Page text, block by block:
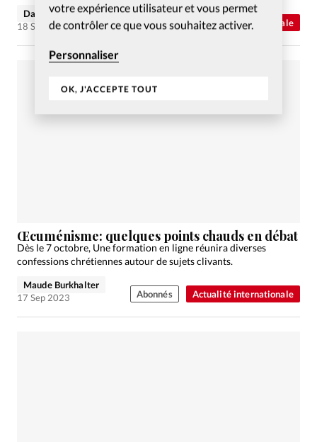
votre expérience utilisateur et vous permet
de contrôler ce que vous souhaitez activer.
Personnaliser
OK, J'ACCEPTE TOUT
Actualité internationale
David Métreau
18 Sep 2023
Abonnés
Actualité internationale
Œcuménisme: quelques points chauds en débat
Dès le 7 octobre, Une formation en ligne réunira diverses
confessions chrétiennes autour de sujets clivants.
Maude Burkhalter
17 Sep 2023
Abonnés